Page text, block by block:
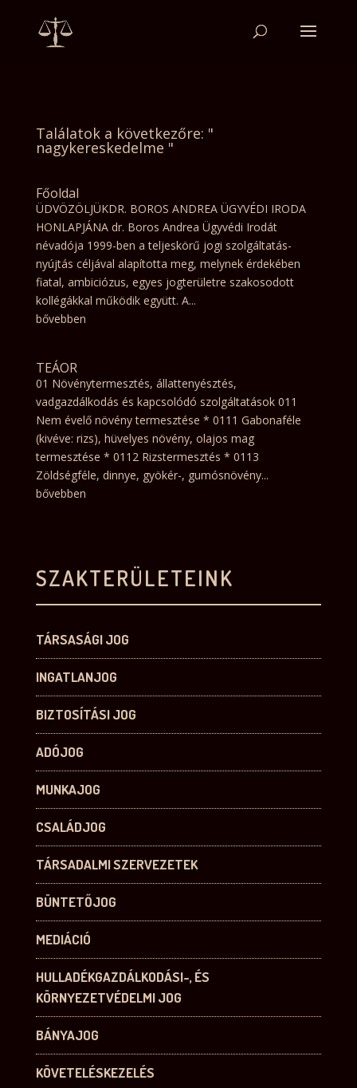
Találatok a következőre: "
nagykereskedelme "
Főoldal
ÜDVÖZÖLJÜKDR. BOROS ANDREA ÜGYVÉDI IRODA
HONLAPJÁNA dr. Boros Andrea Ügyvédi Irodát
névadója 1999-ben a teljeskörű jogi szolgáltatás-
nyújtás céljával alapította meg, melynek érdekében
fiatal, ambiciózus, egyes jogterületre szakosodott
kollégákkal működik együtt. A...
bővebben
TEÁOR
01 Növénytermesztés, állattenyésztés,
vadgazdálkodás és kapcsolódó szolgáltatások 011
Nem évelő növény termesztése * 0111 Gabonaféle
(kivéve: rizs), hüvelyes növény, olajos mag
termesztése * 0112 Rizstermesztés * 0113
Zöldségféle, dinnye, gyökér-, gumósnövény...
bővebben
SZAKTERÜLETEINK
TÁRSASÁGI JOG
INGATLANJOG
BIZTOSÍTÁSI JOG
ADÓJOG
MUNKAJOG
CSALÁDJOG
TÁRSADALMI SZERVEZETEK
BÜNTETŐJOG
MEDIÁCIÓ
HULLADÉKGAZDÁLKODÁSI-, ÉS
KÖRNYEZETVÉDELMI JOG
BÁNYAJOG
KÖVETELÉSKEZELÉS